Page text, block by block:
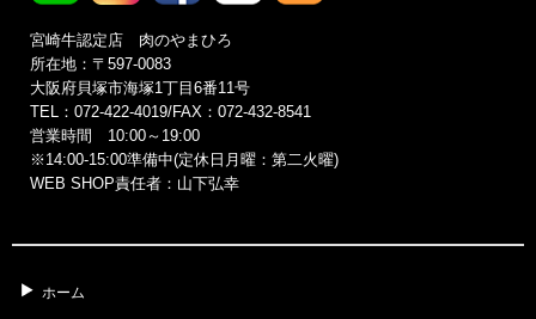
宮崎牛認定店 肉のやまひろ
所在地：〒597-0083
大阪府貝塚市海塚1丁目6番11号
TEL：072-422-4019/FAX：072-432-8541
営業時間 10:00～19:00
※14:00‐15:00準備中(定休日月曜：第二火曜)
WEB SHOP責任者：山下弘幸
ホーム